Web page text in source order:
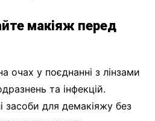
макіяж перед
очах у поєднанні з лінзами
та інфекцій.
засоби для демакіяжу без